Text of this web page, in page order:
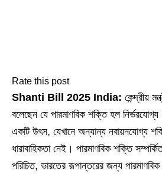
Rate this post
Shanti Bill 2025 India: কেন্দ্রীয়
বলেছেন যে পারমাণবিক শক্তি হল
একটি উৎস, যেখানে অন্যান্য নবায়নযোগ্য
ধারাবাহিকতা নেই। পারমাণবিক শক্তি
পরিচিত, ভারতের রূপান্তরের জন্য